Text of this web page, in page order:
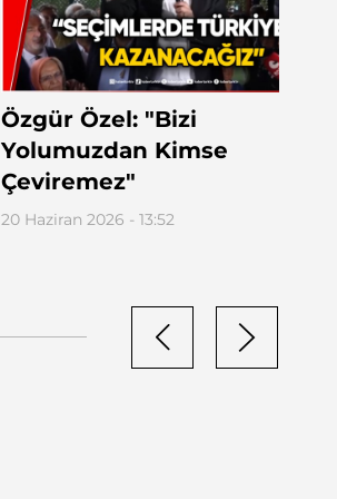
Özgür Özel: "Bizi
Yolumuzdan Kimse
Çeviremez"
20 Haziran 2026 - 13:52